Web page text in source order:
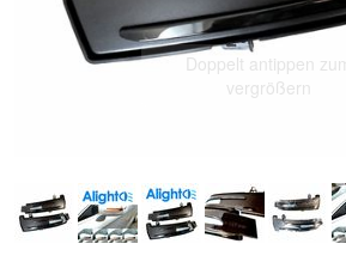
Doppelt antippen zum
vergrößern